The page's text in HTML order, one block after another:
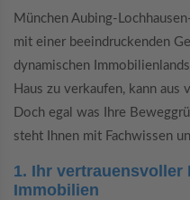
München Aubing-
mit einer beeindruckenden
dynamischen
Haus zu verkaufen, kann aus
Doch egal was Ihre
steht Ihnen mit Fachwissen
1. Ihr vertrauensvoller
Immobilien